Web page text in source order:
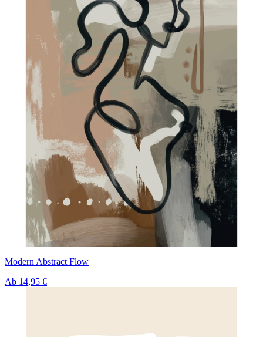
Modern Abstract Flow
Ab 14,95 €